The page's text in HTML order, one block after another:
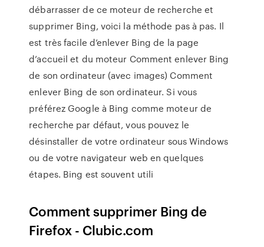
débarrasser de ce moteur de recherche et
supprimer Bing, voici la méthode pas à pas. Il
est très facile d’enlever Bing de la page
d’accueil et du moteur Comment enlever Bing
de son ordinateur (avec images) Comment
enlever Bing de son ordinateur. Si vous
préférez Google à Bing comme moteur de
recherche par défaut, vous pouvez le
désinstaller de votre ordinateur sous Windows
ou de votre navigateur web en quelques
étapes. Bing est souvent utili
Comment supprimer Bing de
Firefox - Clubic.com